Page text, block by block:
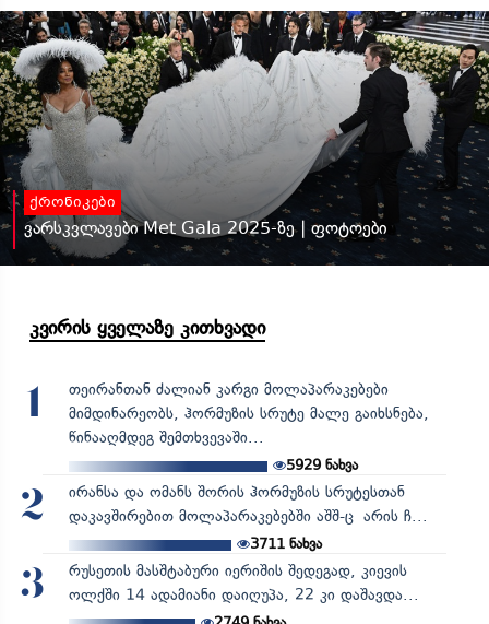
ქრონიკები
ვარსკვლავები Met Gala 2025-ზე | ფოტოები
კვირის ყველაზე კითხვადი
1
თეირანთან ძალიან კარგი მოლაპარაკებები
მიმდინარეობს, ჰორმუზის სრუტე მალე გაიხსნება,
წინააღმდეგ შემთხვევაში...
5929 ნახვა
2
ირანსა და ომანს შორის ჰორმუზის სრუტესთან
დაკავშირებით მოლაპარაკებებში აშშ-ც არის ჩ...
3711ნახვა
3
რუსეთის მასშტაბური იერიშის შედეგად, კიევის
ოლქში 14 ადამიანი დაიღუპა, 22 კი დაშავდა...